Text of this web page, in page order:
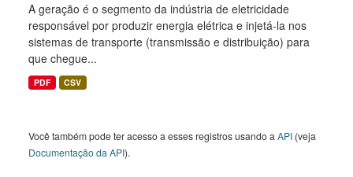
A geração é o segmento da indústria de eletricidade
responsável por produzir energia elétrica e injetá-la nos
sistemas de transporte (transmissão e distribuição) para
que chegue...
PDF CSV
Você também pode ter acesso a esses registros usando a API (veja
Documentação da API).